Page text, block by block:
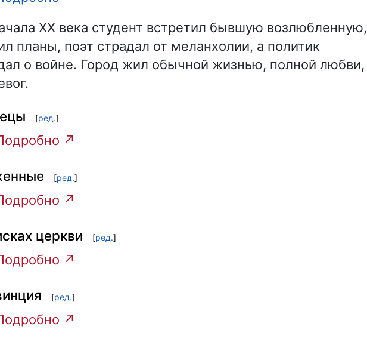
XX века студент встретил бывшую возлюбленную,
планы, поэт страдал от меланхолии, а политик
о войне. Город жил обычной жизнью, полной любви,
[ред.]
↗
[ред.]
↗
церкви [ред.]
↗
[ред.]
↗